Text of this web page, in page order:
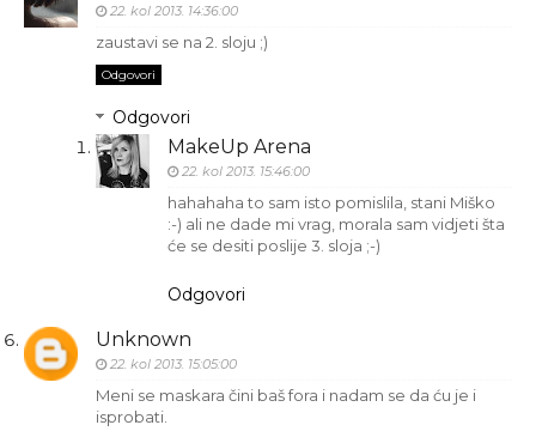
22. kol 2013. 14:36:00
zaustavi se na 2. sloju ;)
Odgovori
Odgovori
MakeUp Arena
22. kol 2013. 15:46:00
hahahaha to sam isto pomislila, stani Miško
:-) ali ne dade mi vrag, morala sam vidjeti šta
će se desiti poslije 3. sloja ;-)
Odgovori
Unknown
22. kol 2013. 15:05:00
Meni se maskara čini baš fora i nadam se da ću je i
isprobati.